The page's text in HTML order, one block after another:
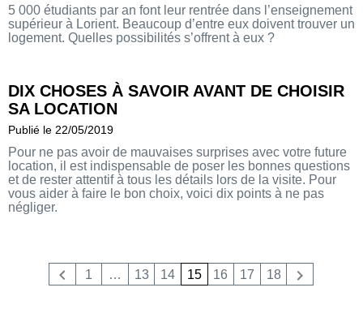
5 000 étudiants par an font leur rentrée dans l’enseignement
supérieur à Lorient. Beaucoup d’entre eux doivent trouver un
logement. Quelles possibilités s’offrent à eux ?
DIX CHOSES À SAVOIR AVANT DE CHOISIR
SA LOCATION
Publié le 22/05/2019
Pour ne pas avoir de mauvaises surprises avec votre future
location, il est indispensable de poser les bonnes questions
et de rester attentif à tous les détails lors de la visite. Pour
vous aider à faire le bon choix, voici dix points à ne pas
négliger.
1 … 13 14 15 16 17
18